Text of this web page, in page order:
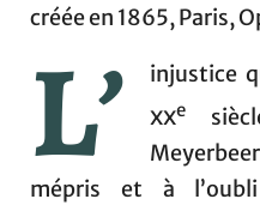
créée en 1865, Paris,
L’
injustice
xxe
mépris et à